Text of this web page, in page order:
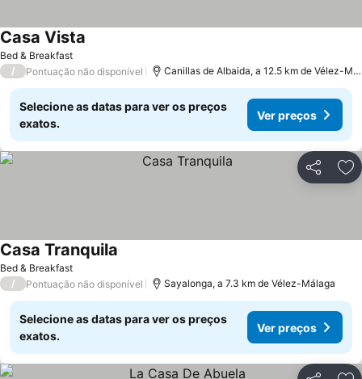
Bed & Breakfast
Casa Vista
/ Pontuação não disponível Canillas de Albaida, a 12.5 km de Vélez-Málaga
Selecione as datas para ver os preços
exatos.
Ver preços
Partilhar
Bed & Breakfast
Casa Tranquila
/ Pontuação não disponível Sayalonga, a 7.3 km de Vélez-Málaga
Selecione as datas para ver os preços
exatos.
Ver preços